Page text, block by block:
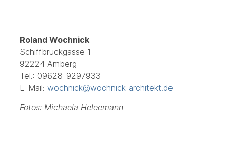
Roland Wochnick
Schiffbrückgasse 1
92224 Amberg
Tel.: 09628-9297933
E-Mail: wochnick@wochnick-architekt.de
Fotos: Michaela Heleemann